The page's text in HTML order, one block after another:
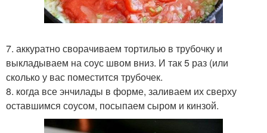
7. аккуратно сворачиваем тортилью в трубочку и
выкладываем на соус швом вниз. И так 5 раз (или
сколько у вас поместится трубочек.
8. когда все энчилады в форме, заливаем их сверху
оставшимся соусом, посыпаем сыром и кинзой.